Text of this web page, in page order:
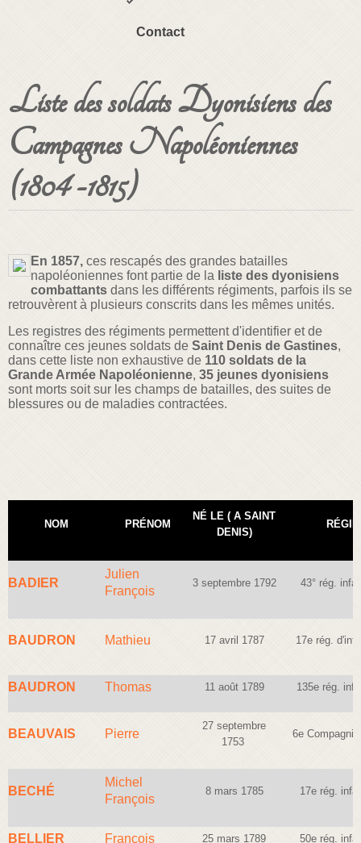
Contact
Liste des soldats Dyonisiens des
Campagnes Napoléoniennes
(1804 -1815)
En 1857, ces rescapés des grandes batailles
napoléoniennes font partie de la liste des dyonisiens
combattants dans les différents régiments, parfois ils se
retrouvèrent à plusieurs conscrits dans les mêmes unités.
Les registres des régiments permettent d'identifier et de
connaître ces jeunes soldats de Saint Denis de Gastines,
dans cette liste non exhaustive de 110 soldats de la
Grande Armée Napoléonienne, 35 jeunes dyonisiens
sont morts soit sur les champs de batailles, des suites de
blessures ou de maladies contractées.
NOM PRÉNOM
NÉ LE ( A SAINT
DENIS)
BADIER
Julien
François
3 septembre 1792 43° rég.
BAUDRON Mathieu 17 avril 1787 17e rég.
BAUDRON Thomas 11 août 1789 135e rég.
BEAUVAIS Pierre
27 septembre
1753
6e
BECHÉ
Michel
François
8 mars 1785 17e rég.
BELLIER François 25 mars 1789 50e rég.